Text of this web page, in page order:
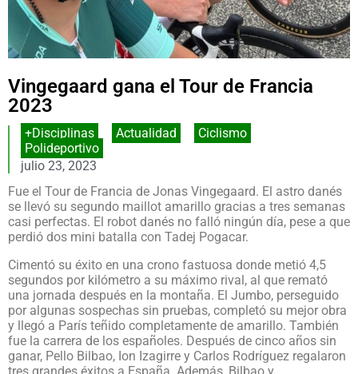
Vingegaard gana el Tour de Francia
2023
+Disciplinas Actualidad Ciclismo
Polideportivo
julio 23, 2023
Fue el Tour de Francia de Jonas Vingegaard. El astro danés
se llevó su segundo maillot amarillo gracias a tres semanas
casi perfectas. El robot danés no falló ningún día, pese a que
perdió dos mini batalla con Tadej Pogacar.
Cimentó su éxito en una crono fastuosa donde metió 4,5
segundos por kilómetro a su máximo rival, al que remató
una jornada después en la montaña. El Jumbo, perseguido
por algunas sospechas sin pruebas, completó su mejor obra
y llegó a París teñido completamente de amarillo. También
fue la carrera de los españoles. Después de cinco años sin
ganar, Pello Bilbao, Ion Izagirre y Carlos Rodríguez regalaron
tres grandes éxitos a España. Además, Bilbao y